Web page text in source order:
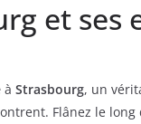
et ses
à Strasbourg, un
Flânez le long